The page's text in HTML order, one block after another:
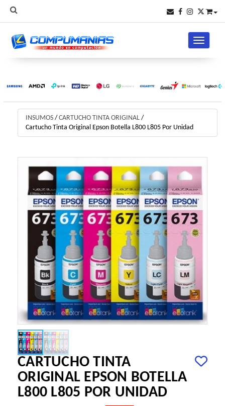
Toggle
INSUMOS / CARTUCHO TINTA ORIGINAL /
Cartucho Tinta Original Epson Botella L800 L805 Por Unidad
CARTUCHO TINTA
ORIGINAL EPSON BOTELLA
L800 L805 POR UNIDAD